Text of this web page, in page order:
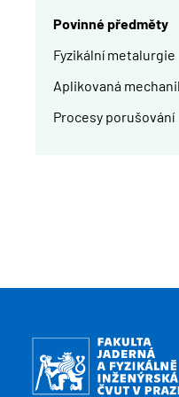
Povinné předměty
Fyzikální metalurgie
Aplikovaná
Procesy porušování
Obrázek